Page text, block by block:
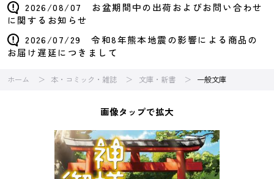
2026/08/07 お盆期間中の出荷およびお問い合わせ
に関するお知らせ
2026/07/29 令和8年熊本地震の影響による商品の
お届け遅延につきまして
ホーム 本・コミック・雑誌 文庫・新書 一般文庫
画像タップで拡大